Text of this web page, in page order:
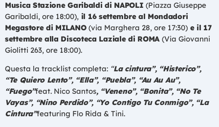
Musica Stazione Garibaldi di NAPOLI(Piazza Giuseppe
Garibaldi, ore 18:00), il 16 settembre al Mondadori
Megastore di MILANO (via Marghera 28, ore 17:30) e il 17
settembre alla Discoteca Laziale di ROMA (Via Giovanni
Giolitti 263, ore 18:00).
Questa la tracklist completa: “La cintura”, “Histerico”,
“Te Quiero Lento”, “Ella”, “Puebla”, “Au Au Au”,
“Fuego”feat. Nico Santos, “Veneno”, “Bonita”, “No Te
Vayas”, “Nino Perdido”, “Yo Contigo Tu Conmigo”, “La
Cintura”featuring Flo Rida & Tini.